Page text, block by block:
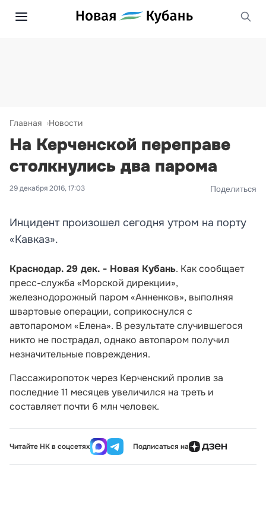
Главная Новости
На Керченской переправе
столкнулись два парома
29 декабря 2016, 17:03 Поделиться
Инцидент произошел сегодня утром на порту
«Кавказ».
Краснодар. 29 дек. - Новая Кубань. Как сообщает
пресс-служба «Морской дирекции»,
железнодорожный паром «Анненков», выполняя
швартовые операции, соприкоснулся с
автопаромом «Елена». В результате случившегося
никто не пострадал, однако автопаром получил
незначительные повреждения.
Пассажиропоток через Керченский пролив за
последние 11 месяцев увеличился на треть и
составляет почти 6 млн человек.
Читайте НК в соцсетях Подписаться на